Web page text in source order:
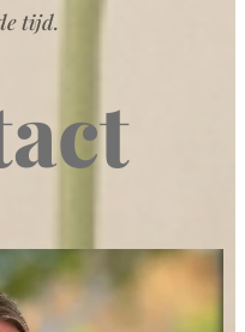
tijd.